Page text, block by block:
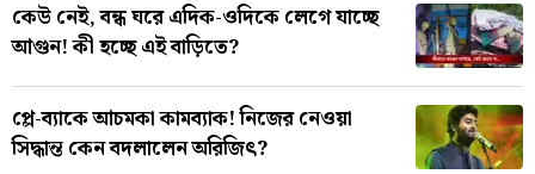
কেউ নেই, বন্ধ ঘরে এদিক-ওদিকে লেগে যাচ্ছে
আগুন! কী হচ্ছে এই বাড়িতে?
প্লে-ব্যাকে আচমকা কামব্যাক! নিজের নেওয়া
সিদ্ধান্ত কেন বদলালেন অরিজিৎ?